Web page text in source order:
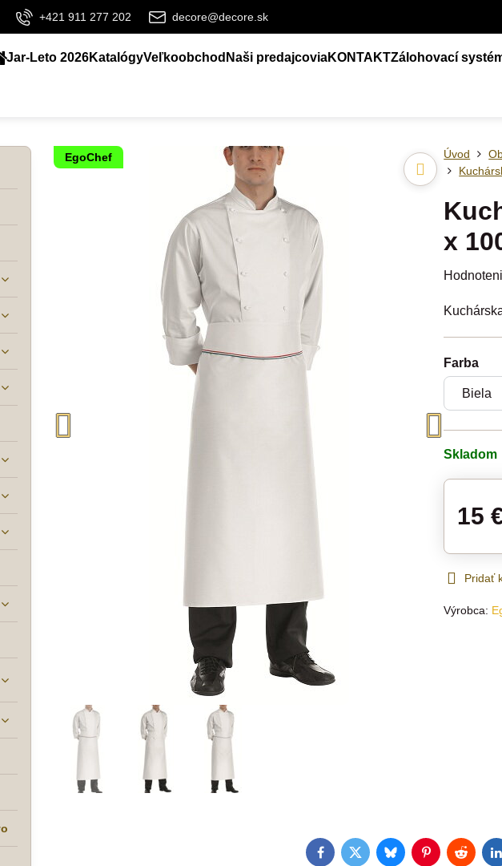
+421 911 277 202 decore@decore.sk
Jar-Leto 2026KatalógyVeľkoobchod Naši predajcoviaKONTAKTZálohovací
EgoChef Úvod
x
Farba
Skladom
15
Pridať
Výrobca:
FacebookTwitterBlueskyPinterestReddit